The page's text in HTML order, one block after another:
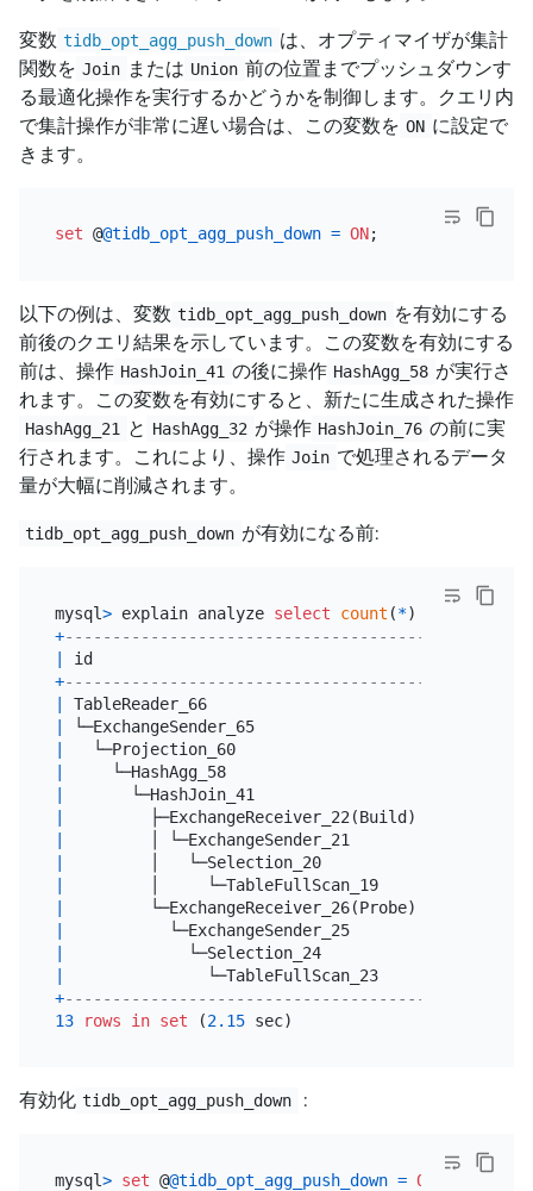
変数 tidb_opt_agg_push_down は、オプティマイザが集計
関数を Join または Union 前の位置までプッシュダウンす
る最適化操作を実行するかどうかを制御します。クエリ内
で集計操作が非常に遅い場合は、この変数を ON に設定で
きます。
set @@tidb_opt_agg_push_down = ON
以下の例は、変数 tidb_opt_agg_push_down を有効にする
前後のクエリ結果を示しています。この変数を有効にする
前は、操作 HashJoin_41 の後に操作 HashAgg_58 が実行さ
れます。この変数を有効にすると、新たに生成された操作
HashAgg_21 と HashAgg_32 が操作 HashJoin_76 の前に実
行されます。これにより、操作 Join で処理されるデータ
量が大幅に削減されます。
tidb_opt_agg_push_down が有効になる前:
mysql> explain analyze select count (*) t1
+------------------------------------------
|
id
+------------------------------------------
|
TableReader_66
|
└─ExchangeSender_65
|
   └─Projection_60
|
     └─HashAgg_58
|
       └─HashJoin_41
|
         ├─ExchangeReceiver_22(Build)
|
         │ └─ExchangeSender_21
|
         │   └─Selection_20
|
         │     └─TableFullScan_19
|
         └─ExchangeReceiver_26(Probe)
|
           └─ExchangeSender_25
|
             └─Selection_24
|
               └─TableFullScan_23
+------------------------------------------
13
rows in set (2.15
有効化 tidb_opt_agg_push_down :
mysql> set @@tidb_opt_agg_push_down = ON